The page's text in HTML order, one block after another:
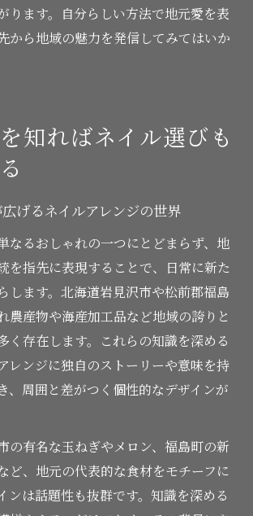
ります。自分らしい方法で地元愛を表
から地域の魅力を発信してみてはいか
知ればネイル選びも
げるネイルアレンジの世界
なるおしゃれの一つにとどまらず、地
を指先に表現することで、日常に新た
します。北海道岩見沢市や松前郡福島
農産物や海産加工品など地域の誇りと
く存在します。これらの知識を深める
レンジに独自のストーリーや意味を持
、周囲と差がつく個性的なデザインが
の有名な玉ねぎやメロン、福島町の新
ど、地元の代表的な食材をモチーフに
ンは話題性も抜群です。知識を深める